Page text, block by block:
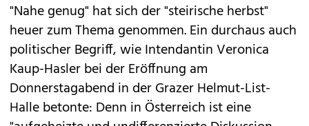
"Nahe genug" hat sich der "steirische herbst"
heuer zum Thema genommen. Ein durchaus auch
politischer Begriff, wie Intendantin Veronica
Kaup-Hasler bei der Eröffnung am
Donnerstagabend in der Grazer Helmut-List-
Halle betonte: Denn in Österreich ist eine